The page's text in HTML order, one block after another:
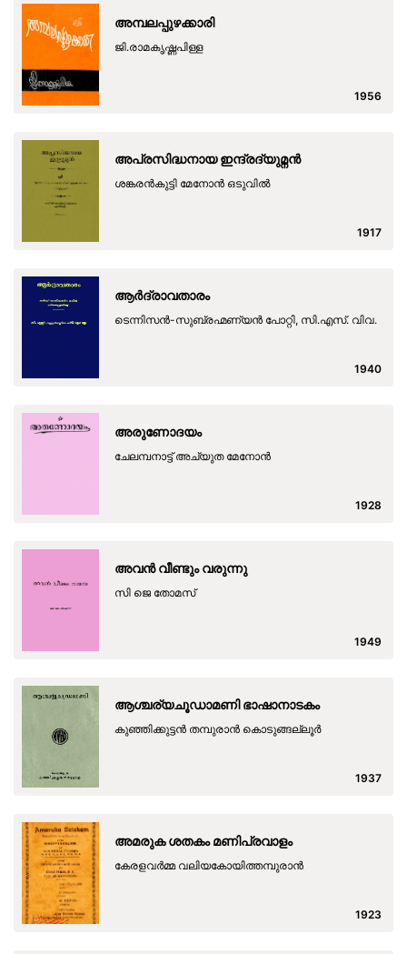
അമ്പലപ്പുഴക്കാരി
ജി.രാമകൃഷ്ണപിള്ള
1956
അപ്രസിദ്ധനായ ഇന്ദ്രദ്യുമ്നന്‍
ശങ്കരന്‍കുട്ടി മേനോന്‍ ഒടുവില്‍
1917
ആര്‍ദ്രാവതാരം
ടെന്നിസന്‍-സുബ്രഹ്മണ്യന്‍ പോറ്റി, സി.എസ്. വിവ.
1940
അരുണോദയം
ചേലമ്പനാട്ട് അച്യുത മേനോൻ
1928
അവൻ വീണ്ടും വരുന്നു
സി ജെ തോമസ്
1949
ആശ്ചര്യചൂഡാമണി ഭാഷാനാടകം
കുഞ്ഞിക്കുട്ടന്‍ തമ്പുരാന്‍ കൊടുങ്ങല്ലൂര്‍
1937
അമരുക ശതകം മണിപ്രവാളം
കേരളവര്‍മ്മ വലിയകോയിത്തമ്പുരാന്‍
1923